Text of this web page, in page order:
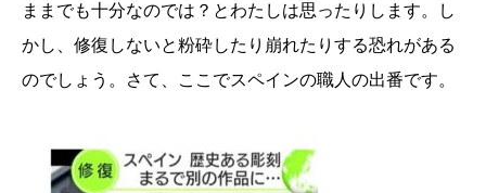
ままでも十分なのでは？とわたしは思ったりします。し
かし、修復しないと粉砕したり崩れたりする恐れがある
のでしょう。さて、ここでスペインの職人の出番です。